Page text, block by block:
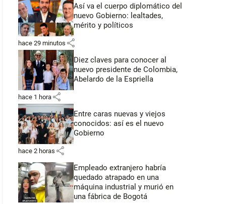
Así va el cuerpo diplomático del
nuevo Gobierno: lealtades,
mérito y políticos
hace 29 minutos share
Diez claves para conocer al
nuevo presidente de Colombia,
Abelardo de la Espriella
hace 1 hora share
Entre caras nuevas y viejos
conocidos: así es el nuevo
Gobierno
hace 2 horas share
Empleado extranjero habría
quedado atrapado en una
máquina industrial y murió en
una fábrica de Bogotá